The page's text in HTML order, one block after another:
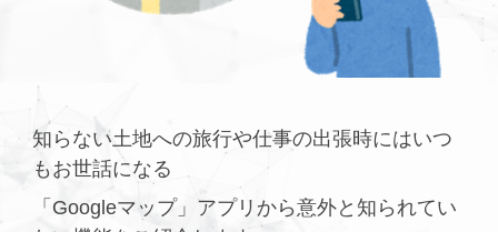
知らない土地への旅行や仕事の出張時にはいつ
もお世話になる
「Googleマップ」アプリから意外と知られてい